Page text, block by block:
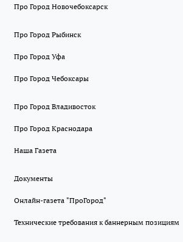
Про Город Новочебоксарск
Про Город Рыбинск
Про Город Уфа
Про Город Чебоксары
Про Город Владивосток
Про Город Краснодара
Наша Газета
Документы
Онлайн-газета "ПроГород"
Технические требования к баннерным позициям